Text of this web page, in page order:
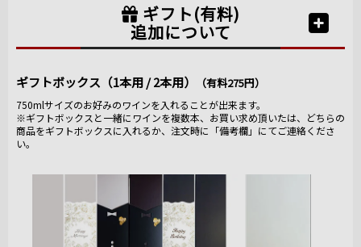
ギフト(有料)
追加について
ギフトボックス（1本用 / 2本用） （有料275円）
750mlサイズのお好みのワインを入れることが出来ます。
※ギフトボックスと一緒にワインを複数本、お買い求め頂いたは、どちらの
商品をギフトボックスに入れるか、注文時に「備考欄」にてご連絡くださ
い。